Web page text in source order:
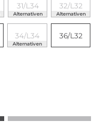
31/L34
Alternativen
32/L32
Alternativen
34/L34
Alternativen
36/L32